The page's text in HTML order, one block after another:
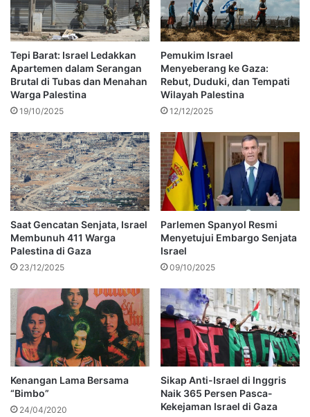
Tepi Barat: Israel Ledakkan
Apartemen dalam Serangan
Brutal di Tubas dan Menahan
Warga Palestina
19/10/2025
Pemukim Israel
Menyeberang ke Gaza:
Rebut, Duduki, dan Tempati
Wilayah Palestina
12/12/2025
Saat Gencatan Senjata, Israel
Membunuh 411 Warga
Palestina di Gaza
23/12/2025
Parlemen Spanyol Resmi
Menyetujui Embargo Senjata
Israel
09/10/2025
Kenangan Lama Bersama
“Bimbo”
24/04/2020
Sikap Anti-Israel di Inggris
Naik 365 Persen Pasca-
Kekejaman Israel di Gaza